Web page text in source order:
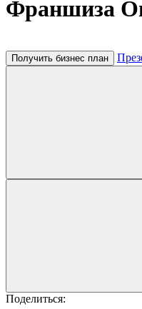
Франшиза
Получить бизнес план
Поделиться: